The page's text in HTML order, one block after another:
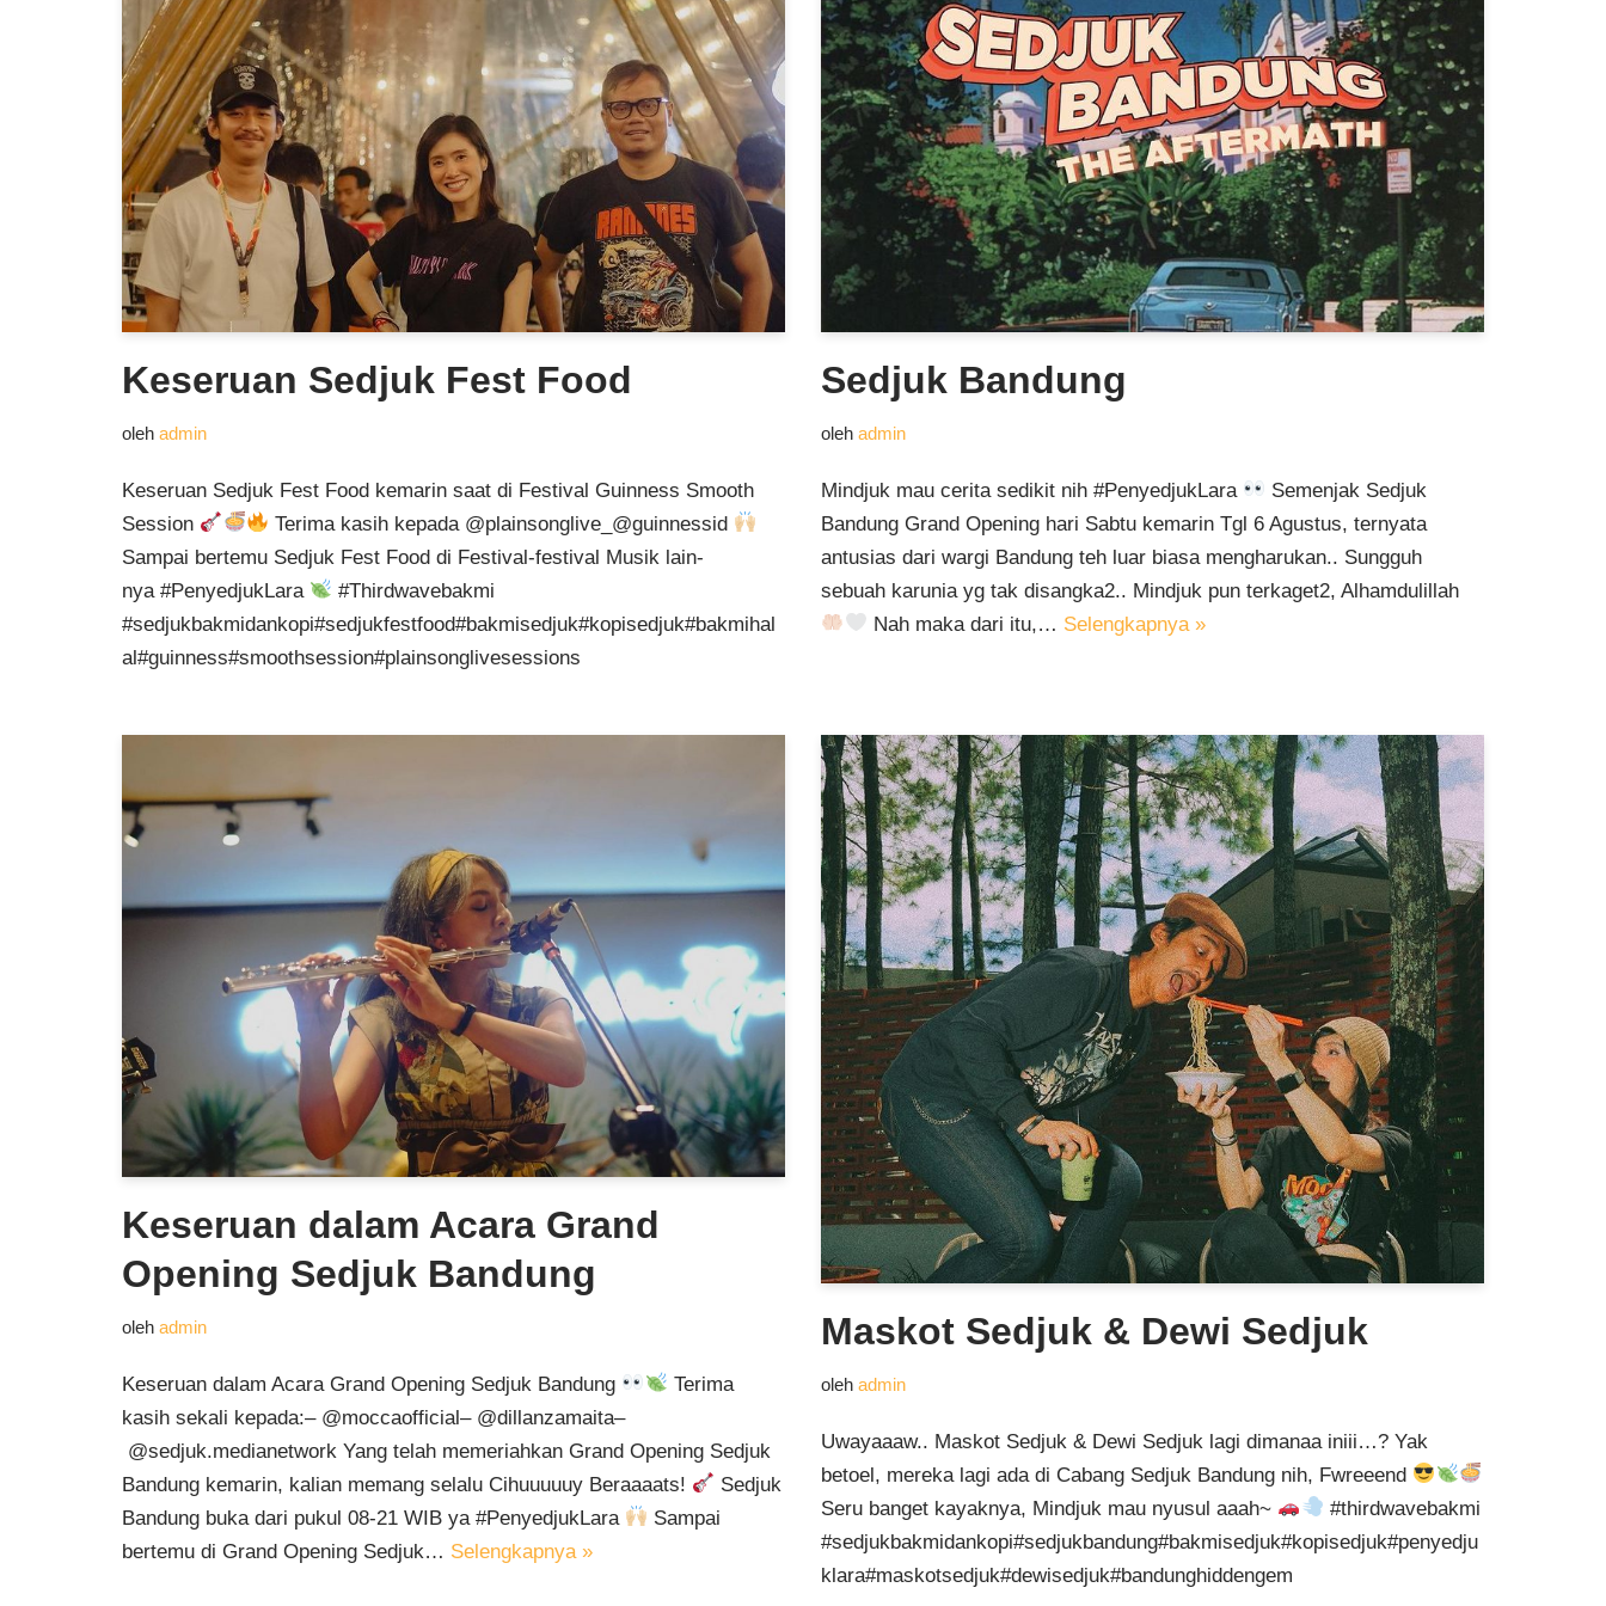
Keseruan Sedjuk Fest Food
oleh admin
Keseruan Sedjuk Fest Food kemarin saat di Festival Guinness Smooth
Session
Terima kasih kepada @plainsonglive_@guinnessid
Sampai bertemu Sedjuk Fest Food di Festival-festival Musik lain-
nya #PenyedjukLara
#Thirdwavebakmi
#sedjukbakmidankopi#sedjukfestfood#bakmisedjuk#kopisedjuk#bakmihal
al#guinness#smoothsession#plainsonglivesessions
Sedjuk Bandung
oleh admin
Mindjuk mau cerita sedikit nih #PenyedjukLara
Semenjak Sedjuk
Bandung Grand Opening hari Sabtu kemarin Tgl 6 Agustus, ternyata
antusias dari wargi Bandung teh luar biasa mengharukan.. Sungguh
sebuah karunia yg tak disangka2.. Mindjuk pun terkaget2, Alhamdulillah
Nah maka dari itu,… Selengkapnya »
Keseruan dalam Acara Grand
Opening Sedjuk Bandung
oleh admin
Keseruan dalam Acara Grand Opening Sedjuk Bandung
Terima
kasih sekali kepada:– @moccaofficial– @dillanzamaita–
@sedjuk.medianetwork Yang telah memeriahkan Grand Opening Sedjuk
Bandung kemarin, kalian memang selalu Cihuuuuuy Beraaaats!
Sedjuk
Bandung buka dari pukul 08-21 WIB ya #PenyedjukLara
Sampai
bertemu di Grand Opening Sedjuk… Selengkapnya »
Maskot Sedjuk & Dewi Sedjuk
oleh admin
Uwayaaaw.. Maskot Sedjuk & Dewi Sedjuk lagi dimanaa iniii…? Yak
betoel, mereka lagi ada di Cabang Sedjuk Bandung nih, Fwreeend
Seru banget kayaknya, Mindjuk mau nyusul aaah~
#thirdwavebakmi
#sedjukbakmidankopi#sedjukbandung#bakmisedjuk#kopisedjuk#penyedju
klara#maskotsedjuk#dewisedjuk#bandunghiddengem